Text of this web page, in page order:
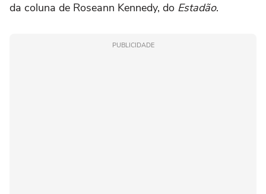
da coluna de Roseann Kennedy, do Estadão.
PUBLICIDADE